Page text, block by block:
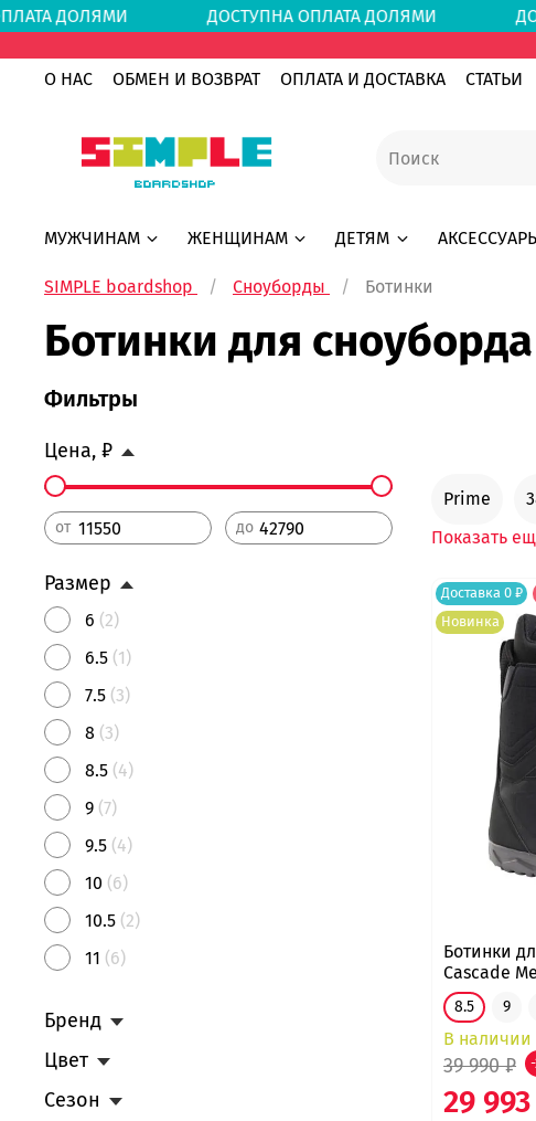
ДОЛЯМИ ДОСТУПНА ОПЛАТА ДОЛЯМИ
О НАС
ОБМЕН И ВОЗВРАТ ОПЛАТА И ДОСТАВКА СТАТЬИ
МУЖЧИНАМ ЖЕНЩИНАМ ДЕТЯМ
SIMPLE boardshop Сноуборды Ботинки
Ботинки для сноуборда
Prime
Показать
Доставка 0 ₽
Новинка
Ботинки
Cascade
8.5 9
В наличии
39 990 ₽
29
Фильтры
Цена, ₽
от до
Размер
6 (2)
6.5 (1)
7.5 (3)
8 (3)
8.5 (4)
9 (7)
9.5 (4)
10 (6)
10.5 (2)
11 (6)
12
(2)
13(1)
7(6)
Бренд
Цвет
Сезон